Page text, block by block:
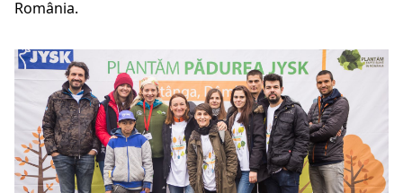
România.